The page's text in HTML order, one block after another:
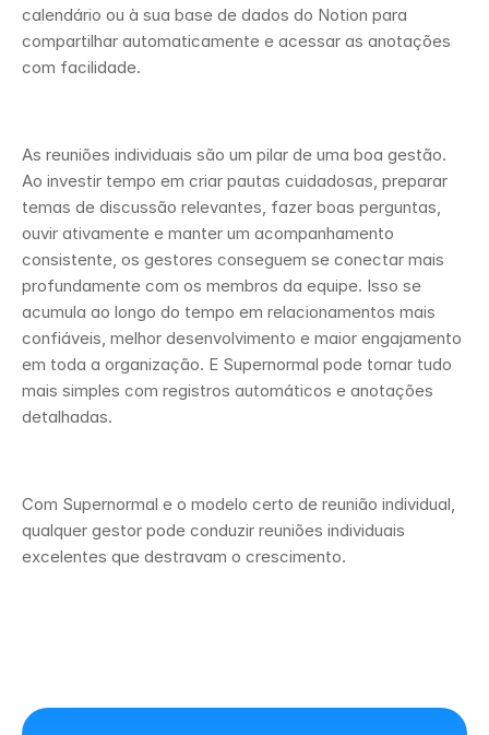
calendário ou à sua base de dados do Notion para
compartilhar automaticamente e acessar as anotações
com facilidade.
As reuniões individuais são um pilar de uma boa gestão.
Ao investir tempo em criar pautas cuidadosas, preparar
temas de discussão relevantes, fazer boas perguntas,
ouvir ativamente e manter um acompanhamento
consistente, os gestores conseguem se conectar mais
profundamente com os membros da equipe. Isso se
acumula ao longo do tempo em relacionamentos mais
confiáveis, melhor desenvolvimento e maior engajamento
em toda a organização. E Supernormal pode tornar tudo
mais simples com registros automáticos e anotações
detalhadas.
Com Supernormal e o modelo certo de reunião individual,
qualquer gestor pode conduzir reuniões individuais
excelentes que destravam o crescimento.